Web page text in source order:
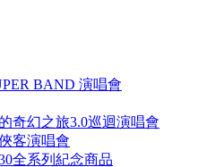
BAND 演唱會
奇幻之旅3.0巡迴演唱會
客演唱會
全系列紀念商品